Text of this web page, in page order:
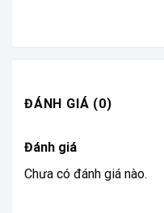
ĐÁNH GIÁ (0)
Đánh giá
Chưa có đánh giá nào.